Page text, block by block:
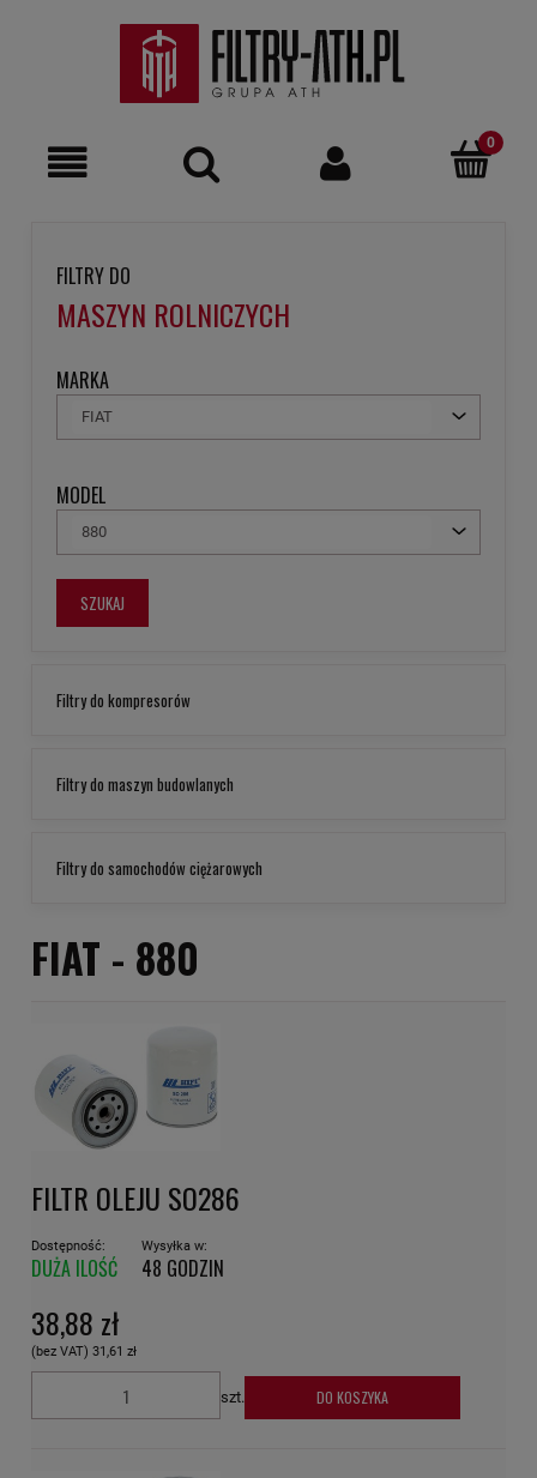
FILTRY DO
MASZYN ROLNICZYCH
MARKA
FIAT
MODEL
880
SZUKAJ
Filtry do kompresorów
Filtry do maszyn budowlanych
Filtry do samochodów ciężarowych
FIAT - 880
FILTR OLEJU SO286
Dostępność:
DUŻA ILOŚĆ
Wysyłka w:
48 GODZIN
38,88 zł
(bez VAT) 31,61 zł
szt. DO KOSZYKA